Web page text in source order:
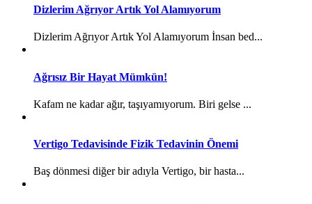
Dizlerim Ağrıyor Artık Yol Alamıyorum
Dizlerim Ağrıyor Artık Yol Alamıyorum İnsan bed...
Ağrısız Bir Hayat Mümkün!
Kafam ne kadar ağır, taşıyamıyorum. Biri gelse ...
Vertigo Tedavisinde Fizik Tedavinin Önemi
Baş dönmesi diğer bir adıyla Vertigo, bir hasta...